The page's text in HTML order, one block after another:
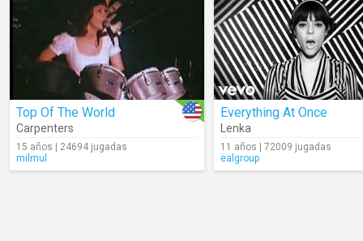
Top Of The World
Carpenters
15 años | 24694 jugadas
milmul
Everything At Once
Lenka
11 años | 72009 jugadas
ealgroup